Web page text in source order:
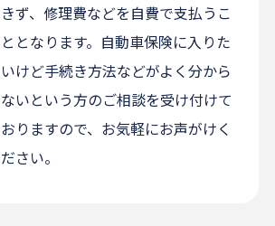
きず、修理費などを自費で支払うこ
ととなります。自動車保険に入りた
いけど手続き方法などがよく分から
ないという方のご相談を受け付けて
おりますので、お気軽にお声がけく
ださい。